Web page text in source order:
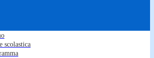
scolastica